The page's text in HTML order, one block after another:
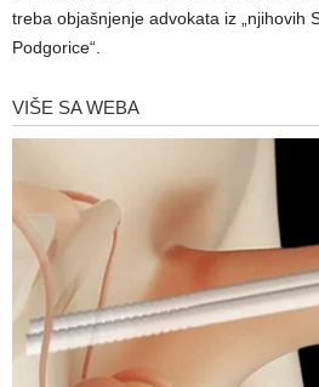
treba objašnjenje advokata iz „njihovih
Podgorice“.